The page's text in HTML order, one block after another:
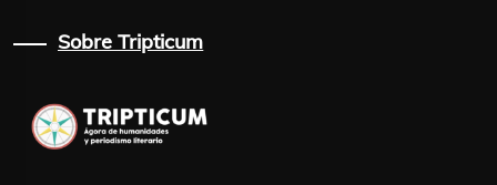
Sobre Tripticum